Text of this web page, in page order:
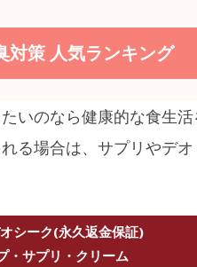
対策 人気ランキング
いのなら健康的な食生
る場合は、サプリやデ
シーク(永久返金保証)
・サプリ・クリーム